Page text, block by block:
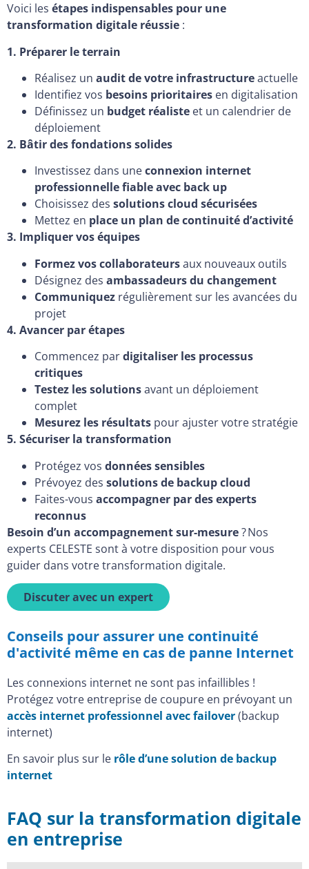
Voici les étapes indispensables pour une
transformation digitale réussie :
1. Préparer le terrain
Réalisez un audit de votre infrastructureactuelle
Identifiez vos besoins prioritaires en digitalisation
Définissez un budget réaliste et un calendrier de
déploiement
2. Bâtir des fondations solides
Investissez dans uneconnexion internet
professionnelle fiable avec back up
Choisissez des solutions cloud sécurisées
Mettez en place un plan de continuité d’activité
3. Impliquer vos équipes
Formez vos collaborateursaux nouveaux outils
Désignez des ambassadeurs du changement
Communiquez régulièrement sur les avancées du
projet
4. Avancer par étapes
Commencez pardigitaliser les processus
critiques
Testez les solutionsavant un déploiement
complet
Mesurez les résultats pour ajuster votre stratégie
5. Sécuriser la transformation
Protégez vos données sensibles
Prévoyez des solutions de backup cloud
Faites-vous accompagner par des experts
reconnus
Besoin d’un accompagnement sur-mesure? Nos
experts CELESTE sont à votre disposition pour vous
guider dans votre transformation digitale.
Discuter avec un expert
Conseils pour assurer une continuité
d'activité même en cas de panne Internet
Les connexions internet ne sont pas infaillibles !
Protégez votre entreprise de coupure en prévoyant un
accès internet professionnel avec failover(backup
internet)
En savoir plus sur le rôle d’une solution de backup
internet
FAQ sur la transformation digitale
en entreprise